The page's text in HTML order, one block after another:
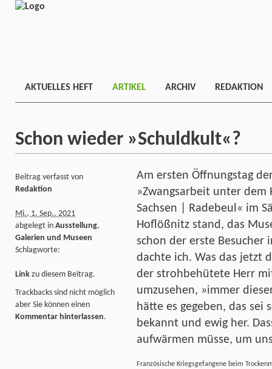
AKTUELLES HEFT ARTIKEL ARCHIV REDAKTION
Schon wieder »Schuldkult«?
Am ersten Öffnungstag
»Zwangsarbeit unter dem
Sachsen | Radebeul« im
Hoflößnitz stand, das
schon der erste Besucher
dachte ich. Was das jetzt
der strohbehütete Herr
umzusehen, »immer
hätte es gegeben, das sei
bekannt und ewig her.
aufwärmen müsse, um
Französische Kriegsgefangene beim
Beitrag verfasst von
Redaktion
Mi., 1. Sep.. 2021
abgelegt in Ausstellung,
Galerien und Museen
Schlagworte:
Link zu diesem Beitrag.
Trackbacks sind nicht möglich
aber Sie können einen
Kommentar hinterlassen.